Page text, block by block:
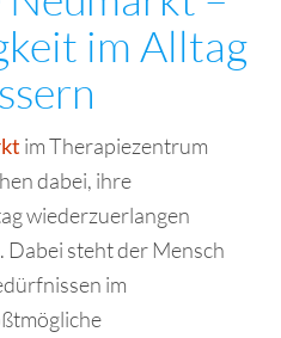
im Alltag
im Therapiezentrum
dabei, ihre
wiederzuerlangen
Dabei steht der Mensch
im